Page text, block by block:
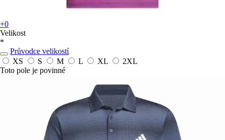
+0
Velikost
*
Průvodce velikostí
XS
S M L XL
2XL
Toto pole je povinné